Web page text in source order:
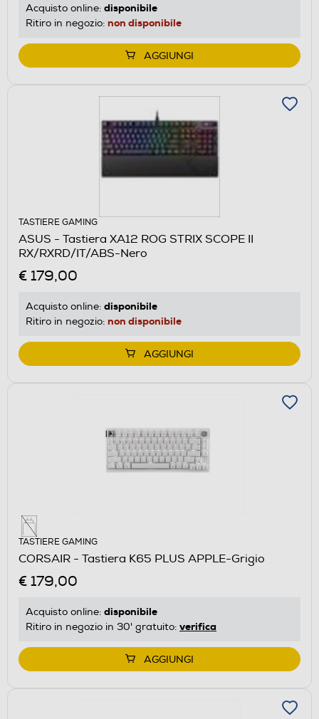
Acquisto online: disponibile
Ritiro in negozio: non disponibile
AGGIUNGI
TASTIERE GAMING
ASUS - Tastiera XA12 ROG STRIX SCOPE II
RX/RXRD/IT/ABS-Nero
€ 179,00
Acquisto online: disponibile
Ritiro in negozio: non disponibile
AGGIUNGI
TASTIERE GAMING
CORSAIR - Tastiera K65 PLUS APPLE-Grigio
€ 179,00
Acquisto online: disponibile
Ritiro in negozio in 30' gratuito: verifica
AGGIUNGI